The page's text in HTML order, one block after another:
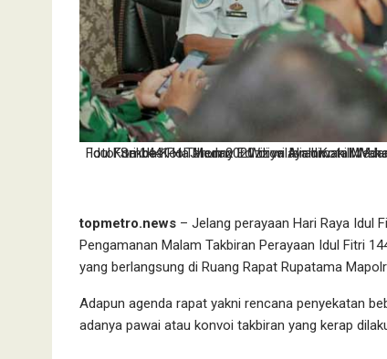
Foto: Sekda Kota Medan Ir Wiriya Alrahman MM hadir dalam rapat Koordinasi Pengamanan Malam Takbiran Perayaan Idul Fitri 1441 H Tahun
topmetro.news – Jelang perayaan Hari Raya Idul
Pengamanan Malam Takbiran Perayaan Idul Fitri
yang berlangsung di Ruang Rapat Rupatama
Adapun agenda rapat yakni rencana penyekatan
adanya pawai atau konvoi takbiran yang kerap